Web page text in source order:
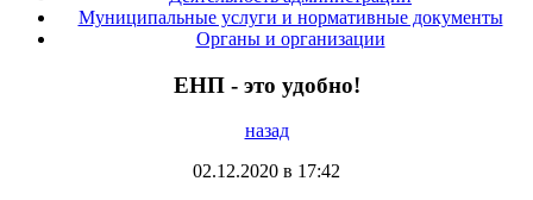
Муниципальные услуги и нормативные документы
Органы и организации
ЕНП - это удобно!
назад
02.12.2020 в 17:42